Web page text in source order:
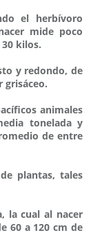
el herbívoro
mide poco
kilos.
y redondo, de
grisáceo.
animales
tonelada y
de entre
plantas, tales
la cual al nacer
60 a 120 cm de